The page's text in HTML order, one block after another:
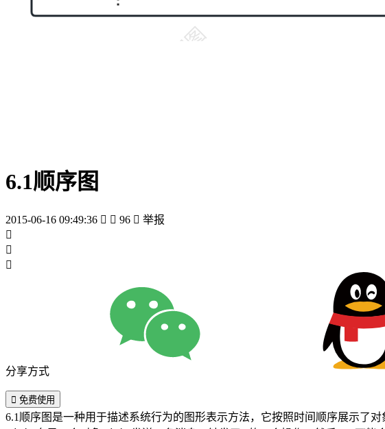
6.1顺序图
2015-06-16 09:49:36   96  举报



分享方式
 免费使用
6.1顺序图是一种用于描述系统行为的图形表示方法，它按照时间顺序展示了